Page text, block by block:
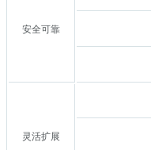
安全可靠
灵活扩展